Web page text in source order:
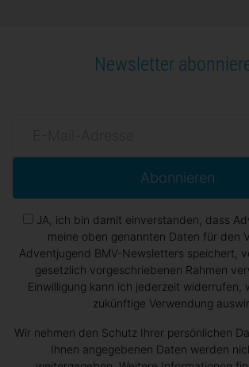
Newsletter
Abonnieren
JA, ich bin damit einverstanden, dass
meine oben genannten Daten für den
Adventjugend BMV-Newsletters speichert,
gesetzlich vorgeschriebenen Rahmen
Einwilligung kann ich jederzeit widerrufen,
zukünftige Verwendung
Wir nehmen den Schutz Ihrer persönlichen
Ihnen angegebenen Daten werden